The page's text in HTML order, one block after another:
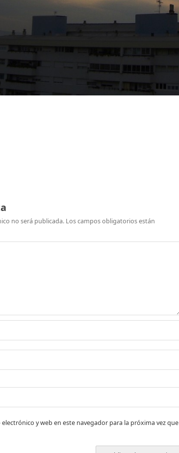
no será publicada. Los campos obligatorios están
y web en este navegador para la próxima vez que